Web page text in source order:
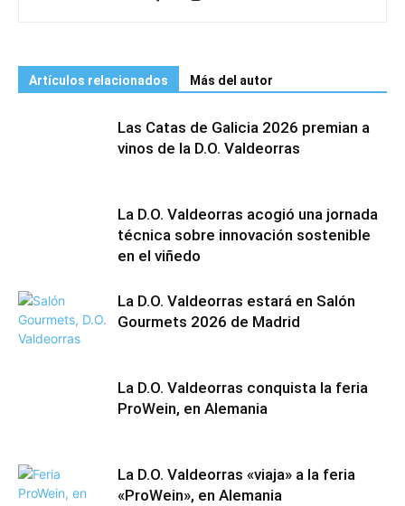
Artículos relacionados Más del autor
Las Catas de Galicia 2026 premian a
vinos de la D.O. Valdeorras
La D.O. Valdeorras acogió una jornada
técnica sobre innovación sostenible
en el viñedo
La D.O. Valdeorras estará en Salón
Gourmets 2026 de Madrid
La D.O. Valdeorras conquista la feria
ProWein, en Alemania
La D.O. Valdeorras «viaja» a la feria
«ProWein», en Alemania